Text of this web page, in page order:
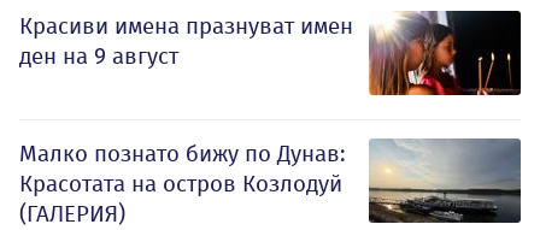
Красиви имена празнуват имен
ден на 9 август
Малко познато бижу по Дунав:
Красотата на остров Козлодуй
(ГАЛЕРИЯ)